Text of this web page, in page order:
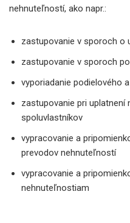
nehnuteľností, ako napr.:
zastupovanie v sporoch o
zastupovanie v sporoch
vyporiadanie podielového
zastupovanie pri uplatnení
spoluvlastníkov
vypracovanie a
prevodov nehnuteľností
vypracovanie a
nehnuteľnostiam